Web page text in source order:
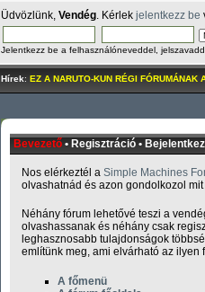
Üdvözlünk, Vendég. Kérlek jelentkezz be
Jelentkezz be a felhasználóneveddel,
Hírek: EZ A NARUTO-KUN RÉGI FÓRUMÁNAK
Bevezető• Regisztráció•
Nos elérkeztél a Simple Machines
olvashatnád és azon gondolkozol
Néhány fórum lehetővé teszi a
olvashassanak és néhány csak
leghasznosabb tulajdonságok
említünk meg, ami elvárható az ilyen
A főmenü